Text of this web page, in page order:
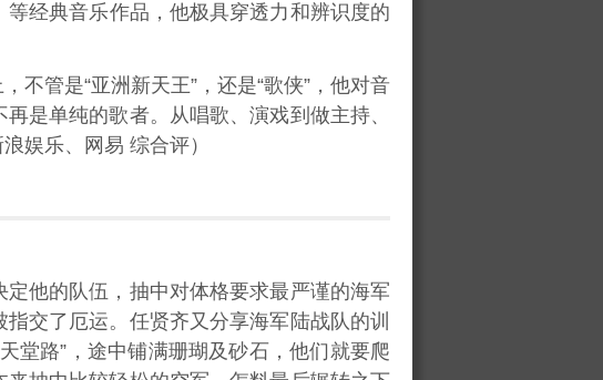
等经典音乐作品，他极具穿透力和辨识度的
不管是“亚洲新天王”，还是“歌侠”，他对音
是单纯的歌者。从唱歌、演戏到做主持、
娱乐、网易 综合评）
他的队伍，抽中对体格要求最严谨的海军
交了厄运。任贤齐又分享海军陆战队的训
堂路”，途中铺满珊瑚及砂石，他们就要爬